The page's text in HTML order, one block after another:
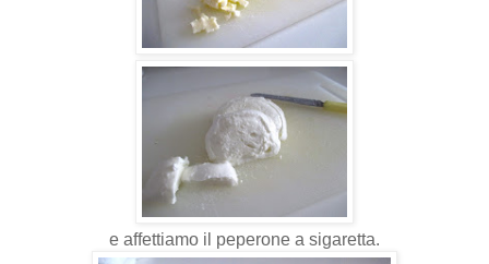
e affettiamo il peperone a sigaretta.